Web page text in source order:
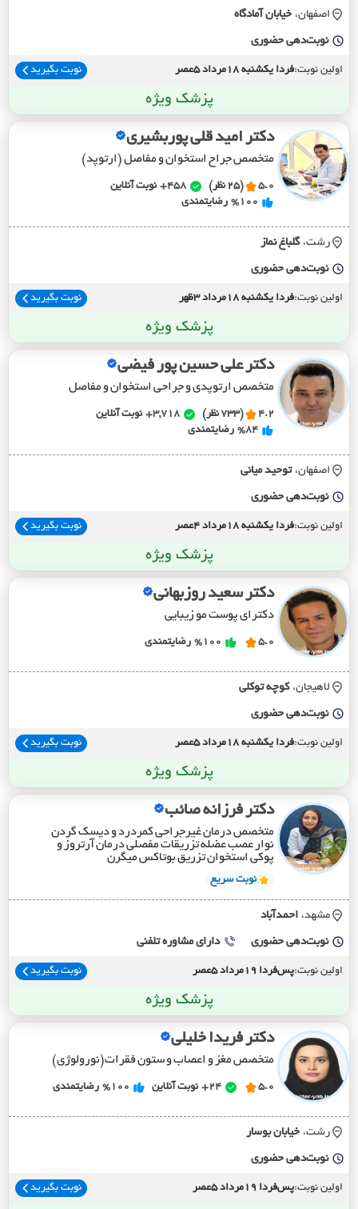
اصفهان، خيابان آمادگاه
نوبت‌دهی حضوری
اولین نوبت:فردا یکشنبه 18مرداد 5عصر نوبت بگیرید
پزشک ویژه
دکتر امید قلی پوربشیری
متخصص جراح استخوان و مفاصل (ارتوپد)
5.0 (25 نظر) 458+
نوبت آنلاین
%100 رضایتمندی
رشت، گلباغ نماز
نوبت‌دهی حضوری
اولین نوبت:فردا یکشنبه 18مرداد 3ظهر نوبت بگیرید
پزشک ویژه
دکتر علی حسین پور فیضی
متخصص ارتوپدی و جراحی استخوان و مفاصل
4.2 (733 نظر) 3,718+
نوبت آنلاین
%84 رضایتمندی
اصفهان، توحيد مياني
نوبت‌دهی حضوری
اولین نوبت:فردا یکشنبه 18مرداد 4عصر نوبت بگیرید
پزشک ویژه
دکتر سعید روزبهانی
دکترای پوست مو زیبایی
5.0
%100 رضایتمندی
لاهیجان، کوچه توکلي
نوبت‌دهی حضوری
اولین نوبت:فردا یکشنبه 18مرداد 5عصر نوبت بگیرید
پزشک ویژه
دکتر فرزانه صائب
متخصص درمان غیرجراحی کمردرد و دیسک گردن
نوار عصب عضله تزریقات مفصلی درمان آرتروز و
پوکی استخوان تزریق بوتاکس میگرن
نوبت سریع
مشهد، احمدآباد
نوبت‌دهی حضوری دارای مشاوره تلفنی
اولین نوبت:پس‌فردا 19مرداد 5عصر نوبت بگیرید
پزشک ویژه
دکتر فریدا خلیلی
متخصص مغز و اعصاب و ستون فقرات(نورولوژی)
5.0
24+ نوبت آنلاین %100 رضایتمندی
رشت، خيابان بوسار
نوبت‌دهی حضوری
اولین نوبت:پس‌فردا 19مرداد 5عصر نوبت بگیرید